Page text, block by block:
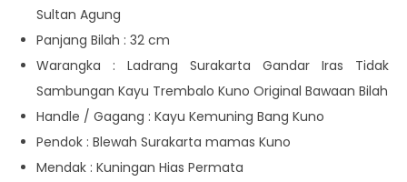
Sultan Agung
Panjang Bilah : 32 cm
Warangka : Ladrang Surakarta Gandar Iras Tidak
Sambungan Kayu Trembalo Kuno Original Bawaan Bilah
Handle / Gagang : Kayu Kemuning Bang Kuno
Pendok : Blewah Surakarta mamas Kuno
Mendak : Kuningan Hias Permata